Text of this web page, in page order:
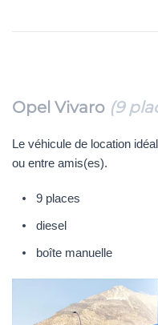
Opel Vivaro (9
Le véhicule de location
ou entre amis(es).
9 places
diesel
boîte manuelle